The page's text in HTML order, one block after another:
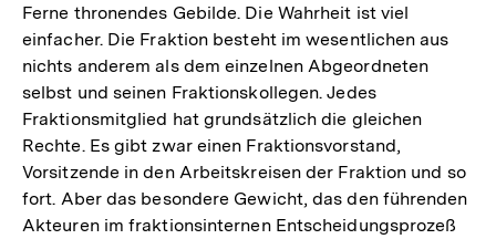
Ferne thronendes Gebilde. Die Wahrheit ist viel
einfacher. Die Fraktion besteht im wesentlichen aus
nichts anderem als dem einzelnen Abgeordneten
selbst und seinen Fraktionskollegen. Jedes
Fraktionsmitglied hat grundsätzlich die gleichen
Rechte. Es gibt zwar einen Fraktionsvorstand,
Vorsitzende in den Arbeitskreisen der Fraktion und so
fort. Aber das besondere Gewicht, das den führenden
Akteuren im fraktionsinternen Entscheidungsprozeß